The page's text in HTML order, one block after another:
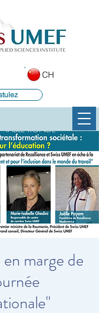
CH
marge de